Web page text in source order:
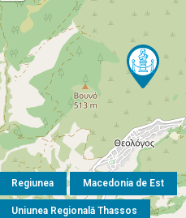
Regiunea Macedonia de Est
Uniunea Regională Thassos